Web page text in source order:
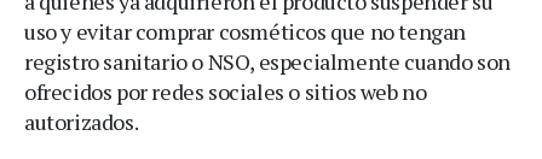
uso y evitar comprar cosméticos que no tengan
registro sanitario o NSO, especialmente cuando son
ofrecidos por redes sociales o sitios web no
autorizados.